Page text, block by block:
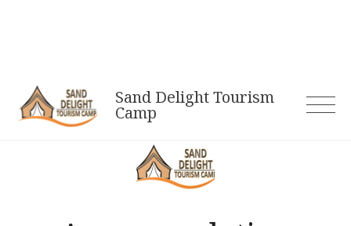
Sand Delight Tourism
Camp